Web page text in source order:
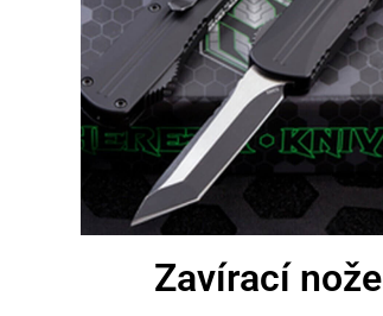
Zavírací nože